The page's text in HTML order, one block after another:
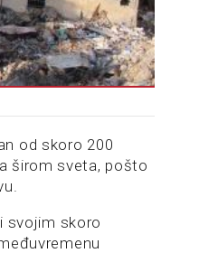
od skoro 200
širom sveta, pošto
svojim skoro